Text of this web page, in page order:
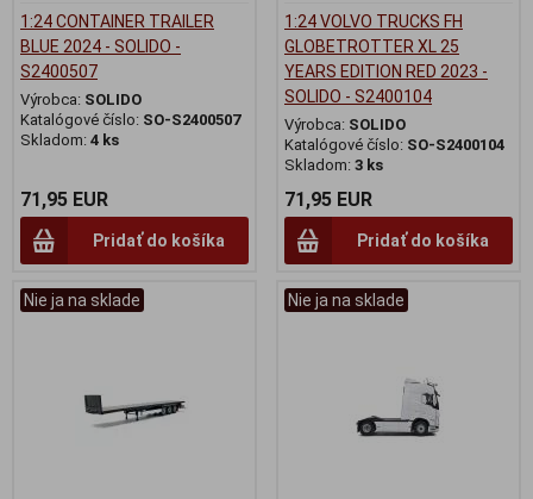
1:24 CONTAINER TRAILER
BLUE 2024 - SOLIDO -
S2400507
Výrobca: SOLIDO
Katalógové číslo: SO-S2400507
Skladom: 4 ks
71,95 EUR
Pridať do košíka
1:24 VOLVO TRUCKS FH
GLOBETROTTER XL 25
YEARS EDITION RED 2023 -
SOLIDO - S2400104
Výrobca: SOLIDO
Katalógové číslo: SO-S2400104
Skladom: 3 ks
71,95 EUR
Pridať do košíka
Nie ja na sklade Nie ja na sklade